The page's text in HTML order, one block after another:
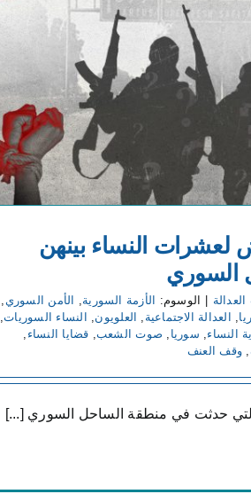
لعشرات النساء بينهن
السوري
الوسوم: الأزمة السورية, الأمن السوري,
, العدالة الاجتماعية , العلويون, النساء السوريات,
النساء, سوريا , صوت الشعب, قضايا النساء ,
, وقف العنف
حدثت في منطقة الساحل السوري [...]